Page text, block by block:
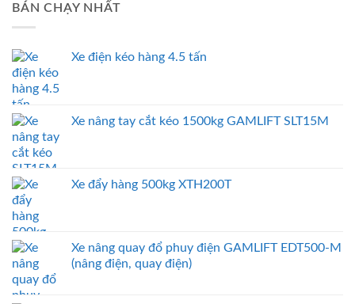
BÁN CHẠY NHẤT
Xe điện kéo hàng 4.5 tấn
Xe nâng tay cắt kéo 1500kg GAMLIFT SLT15M
Xe đẩy hàng 500kg XTH200T
Xe nâng quay đổ phuy điện GAMLIFT EDT500-M
(nâng điện, quay điện)